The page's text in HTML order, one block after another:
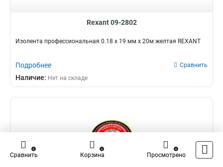
Rexant 09-2802
Изолента профессиональная 0.18 х 19 мм х 20м желтая REXANT
Подробнее Сравнить
Наличие: Нет на складе
Сравнить
0
Корзина
0
Просмотрено
0